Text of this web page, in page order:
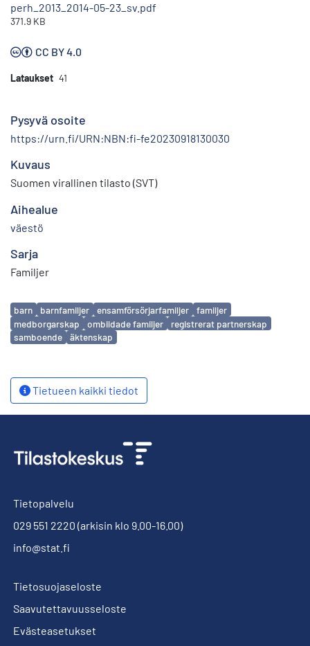
perh_2013_2014-05-23_sv.pdf
371.9 KB
CC BY 4.0
Lataukset 41
Pysyvä osoite
https://urn.fi/URN:NBN:fi-fe20230918130030
Kuvaus
Suomen virallinen tilasto (SVT)
Aihealue
väestö
Sarja
Familjer
Avainsanat
barn barnfamiljer ensamförsörjarfamiljer
familjer
medborgarskap
ombildade familjer
registrerat partnerskap
samboende
äktenskap
Tietueen kaikki tiedot
Tietopalvelu
029 551 2220 (arkisin klo 9.00-16.00)
info@stat.fi
Tietosuojaseloste
Saavutettavuusseloste
Evästeasetukset